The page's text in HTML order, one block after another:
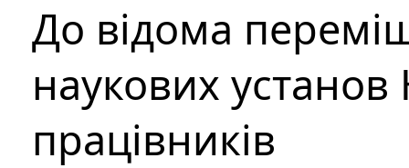
До відома
наукових установ
працівників